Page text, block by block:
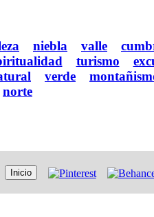
niebla valle
turismo
verde
norte
Inicio